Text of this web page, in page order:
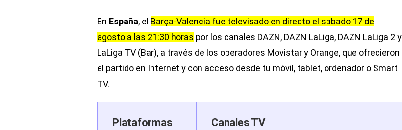
En España, el Barça-Valencia fue televisado en directo el sabado 17 de
agosto a las 21:30 horas por los canales DAZN, DAZN LaLiga, DAZN LaLiga 2 y
LaLiga TV (Bar), a través de los operadores Movistar y Orange, que ofrecieron
el partido en Internet y con acceso desde tu móvil, tablet, ordenador o Smart
TV.
Plataformas Canales TV